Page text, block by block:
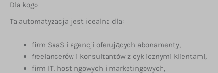
Dla kogo
Ta automatyzacja jest idealna dla:
firm SaaS i agencji oferujących abonamenty,
freelancerów i konsultantów z cyklicznymi klientami,
firm IT, hostingowych i marketingowych,